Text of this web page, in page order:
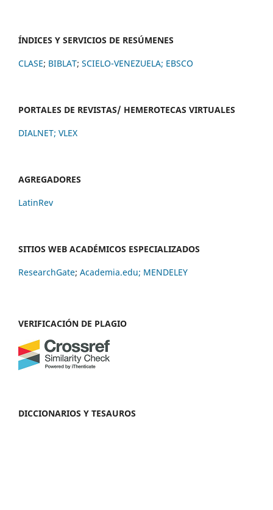
ÍNDICES Y SERVICIOS DE RESÚMENES
CLASE; BIBLAT; SCIELO-VENEZUELA; EBSCO
PORTALES DE REVISTAS/ HEMEROTECAS VIRTUALES
DIALNET; VLEX
AGREGADORES
LatinRev
SITIOS WEB ACADÉMICOS ESPECIALIZADOS
ResearchGate; Academia.edu; MENDELEY
VERIFICACIÓN DE PLAGIO
DICCIONARIOS Y TESAUROS